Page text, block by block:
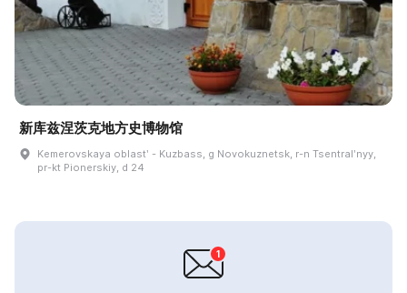
新库兹涅茨克地方史博物馆
Kemerovskaya oblastʹ - Kuzbass, g Novokuznetsk, r-n Tsentralʹnyy,
pr-kt Pionerskiy, d 24